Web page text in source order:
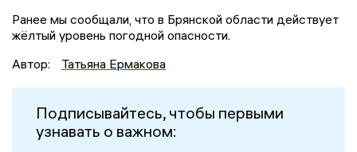
Ранее мы сообщали, что в Брянской области действует
жёлтый уровень погодной опасности.
Автор:
Татьяна Ермакова
Подписывайтесь, чтобы первыми
узнавать о важном: